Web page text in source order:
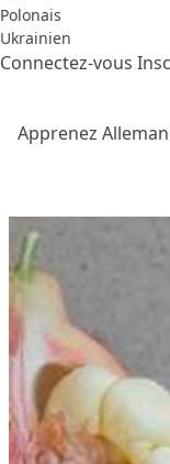
Polonais
Ukrainien
Connectez-vous
Apprenez